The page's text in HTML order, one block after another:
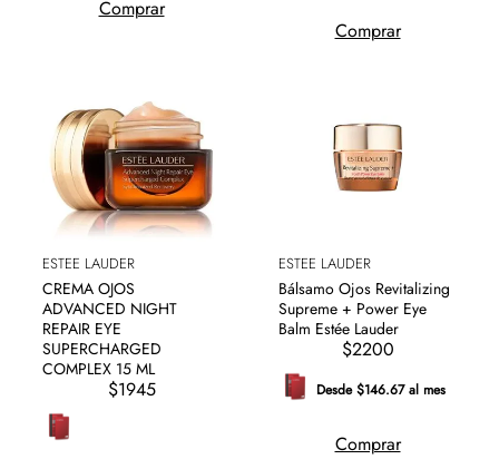
Comprar
Comprar
ESTEE LAUDER
CREMA OJOS
ADVANCED NIGHT
REPAIR EYE
SUPERCHARGED
COMPLEX 15 ML
$1945
ESTEE LAUDER
Bálsamo Ojos Revitalizing
Supreme + Power Eye
Balm Estée Lauder
$2200
Desde $146.67 al mes
Comprar